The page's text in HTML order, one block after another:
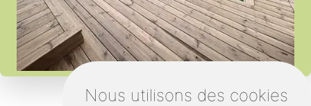
Nous utilisons des cookies